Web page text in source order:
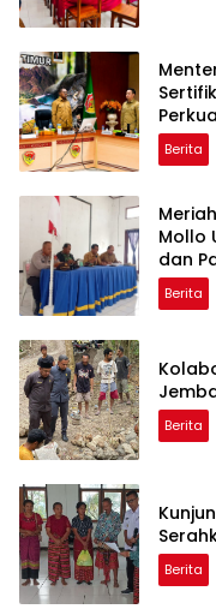
Berita
Mollo
dan
Berita
Berita
Berita